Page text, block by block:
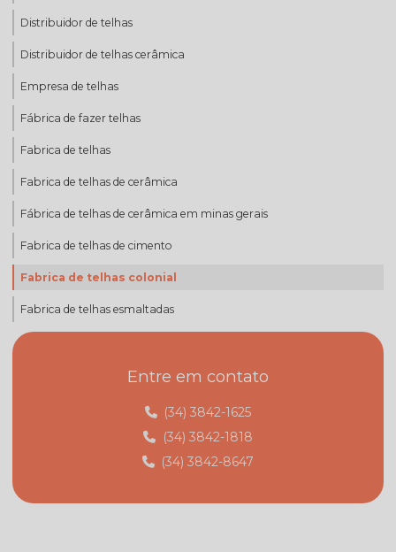
Distribuidor de telhas
Distribuidor de telhas cerâmica
Empresa de telhas
Fábrica de fazer telhas
Fabrica de telhas
Fabrica de telhas de cerâmica
Fábrica de telhas de cerâmica em minas gerais
Fabrica de telhas de cimento
Fabrica de telhas colonial
Fabrica de telhas esmaltadas
Fabrica de telhas minas gerais
Fábrica de telhas em monte carmelo
Fábrica de telhas em monte carmelo mg
Fabricante de telhas cerâmicas
Entre em contato
(34) 3842-1625
(34) 3842-1818
(34) 3842-8647